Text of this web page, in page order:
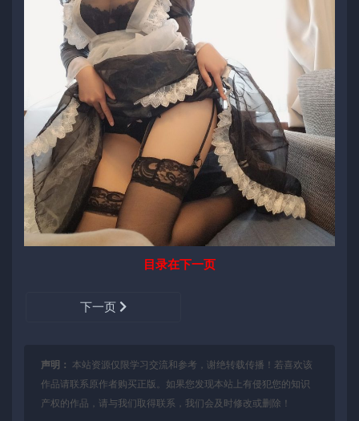
目录在下一页
下一页
声明：
本站资源仅限学习交流和参考，谢绝转载传播！若喜欢该
作品请联系原作者购买正版。如果您发现本站上有侵犯您的知识
产权的作品，请与我们取得联系，我们会及时修改或删除！